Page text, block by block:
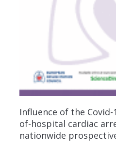
Influence of the
of-hospital cardiac
nationwide